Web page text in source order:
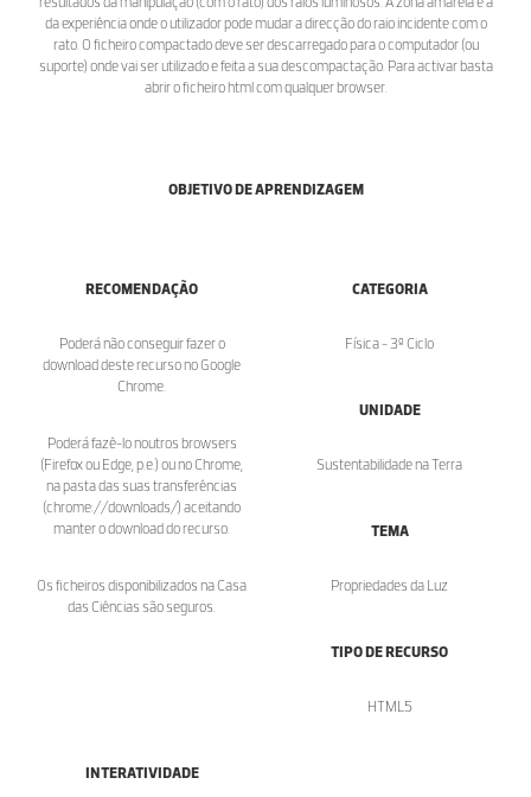
da experiência onde o utilizador pode mudar a direcção do raio incidente com o
rato. O ficheiro compactado deve ser descarregado para o computador (ou
suporte) onde vai ser utilizado e feita a sua descompactação. Para activar basta
abrir o ficheiro html com qualquer browser.
OBJETIVO DE APRENDIZAGEM
RECOMENDAÇÃO
Poderá não conseguir fazer o
download deste recurso no Google
Chrome.
Poderá fazê-lo noutros browsers
(Firefox ou Edge, p.e.) ou no Chrome,
na pasta das suas transferências
(chrome://downloads/) aceitando
manter o download do recurso.
Os ficheiros disponibilizados na Casa
das Ciências são seguros.
CATEGORIA
Física - 3º Ciclo
UNIDADE
Sustentabilidade na Terra
TEMA
Propriedades da Luz
TIPO DE RECURSO
HTML5
INTERATIVIDADE